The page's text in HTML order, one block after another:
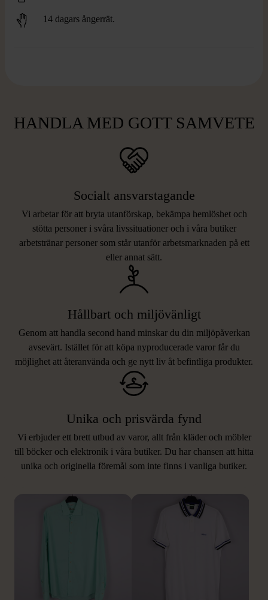
14 dagars ångerrät.
HANDLA MED GOTT SAMVETE
Socialt ansvarstagande
Vi arbetar för att bryta utanförskap, bekämpa hemlöshet och
stötta personer i svåra livssituationer och i våra butiker
arbetstränar personer som står utanför arbetsmarknaden på ett
eller annat sätt.
Hållbart och miljövänligt
Genom att handla second hand minskar du din miljöpåverkan
avsevärt. Istället för att köpa nyproducerade varor får du
möjlighet att återanvända och ge nytt liv åt befintliga produkter.
Unika och prisvärda fynd
Vi erbjuder ett brett utbud av varor, allt från kläder och möbler
till böcker och elektronik i våra butiker. Du har chansen att hitta
unika och originella föremål som inte finns i vanliga butiker.
LIKNANDE PRODUKTER
Hitta produkter som påminner om denna